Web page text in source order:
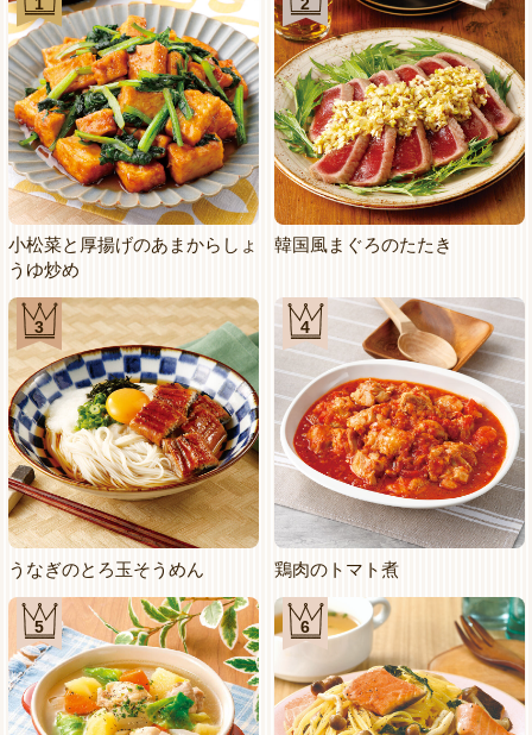
小松菜と厚揚げのあまからしょ
うゆ炒め
韓国風まぐろのたたき
3
うなぎのとろ玉そうめん
4
鶏肉のトマト煮
5 6